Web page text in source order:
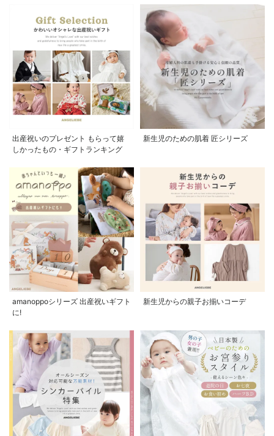
出産祝いのプレゼント もらって嬉
しかったもの・ギフトランキング
新生児のための肌着 匠シリーズ
amanoppoシリーズ 出産祝いギフト
に!
新生児からの親子お揃いコーデ